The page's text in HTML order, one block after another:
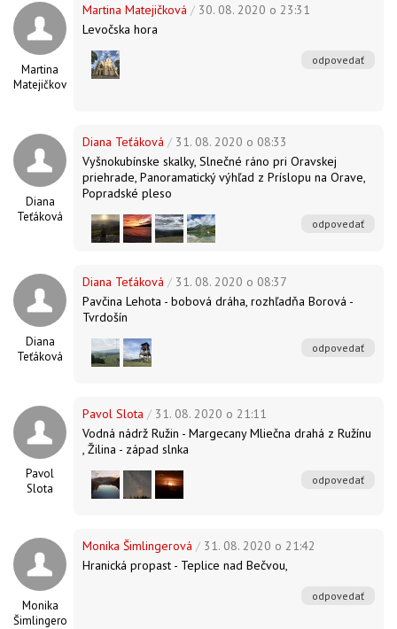
Martina
Matejičková
Martina Matejičková / 30. 08. 2020 o 23:31
Levočska hora
odpovedať
Diana
Teťáková
Diana Teťáková / 31. 08. 2020 o 08:33
Vyšnokubínske skalky, Slnečné ráno pri Oravskej
priehrade, Panoramatický výhľad z Príslopu na Orave,
Popradské pleso
odpovedať
Diana
Teťáková
Diana Teťáková / 31. 08. 2020 o 08:37
Pavčina Lehota - bobová dráha, rozhľadňa Borová -
Tvrdošín
odpovedať
Pavol
Slota
Pavol Slota / 31. 08. 2020 o 21:11
Vodná nádrž Ružin - Margecany Mliečna drahá z Ružínu
, Žilina - západ slnka
odpovedať
Monika
Šimlingerová
Monika Šimlingerová / 31. 08. 2020 o 21:42
Hranická propast - Teplice nad Bečvou,
odpovedať